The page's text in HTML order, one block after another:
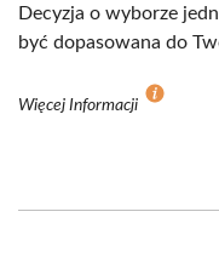
Decyzja o wyborze
być dopasowana do
Więcej Informacji